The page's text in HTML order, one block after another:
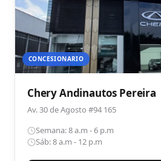
CONCESIONARIO
Chery Andinautos Pereira
Av. 30 de Agosto #94 165
Semana: 8 a.m - 6 p.m
Sáb: 8 a.m - 12 p.m